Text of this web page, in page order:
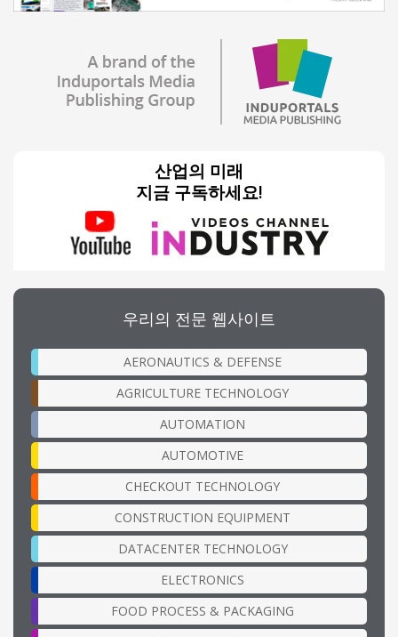
산업의 미래
지금 구독하세요!
우리의 전문 웹사이트
AERONAUTICS & DEFENSE
AGRICULTURE TECHNOLOGY
AUTOMATION
AUTOMOTIVE
CHECKOUT TECHNOLOGY
CONSTRUCTION EQUIPMENT
DATACENTER TECHNOLOGY
ELECTRONICS
FOOD PROCESS & PACKAGING